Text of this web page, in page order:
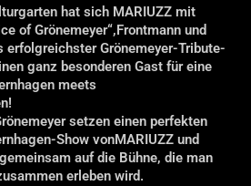
hat sich MARIUZZ mit
of Grönemeyer“,Frontmann und
erfolgreichster Grönemeyer-Tribute-
ganz besonderen Gast für eine
meets
setzen einen perfekten
Show vonMARIUZZ und
auf die Bühne, die man
erleben wird.